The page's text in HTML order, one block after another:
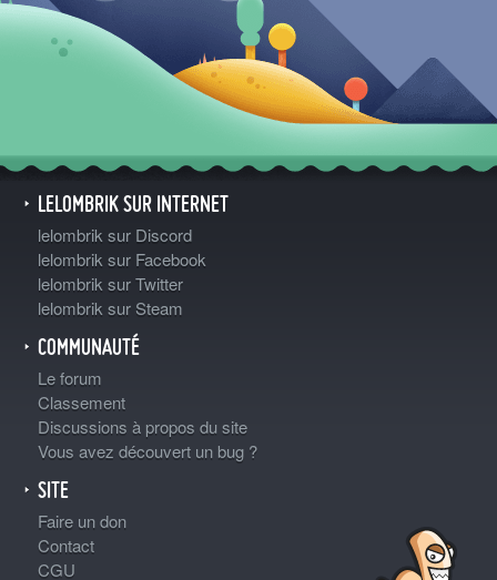
LELOMBRIK SUR INTERNET
lelombrik sur Discord
lelombrik sur Facebook
lelombrik sur Twitter
lelombrik sur Steam
COMMUNAUTÉ
Le forum
Classement
Discussions à propos du site
Vous avez découvert un bug ?
SITE
Faire un don
Contact
CGU